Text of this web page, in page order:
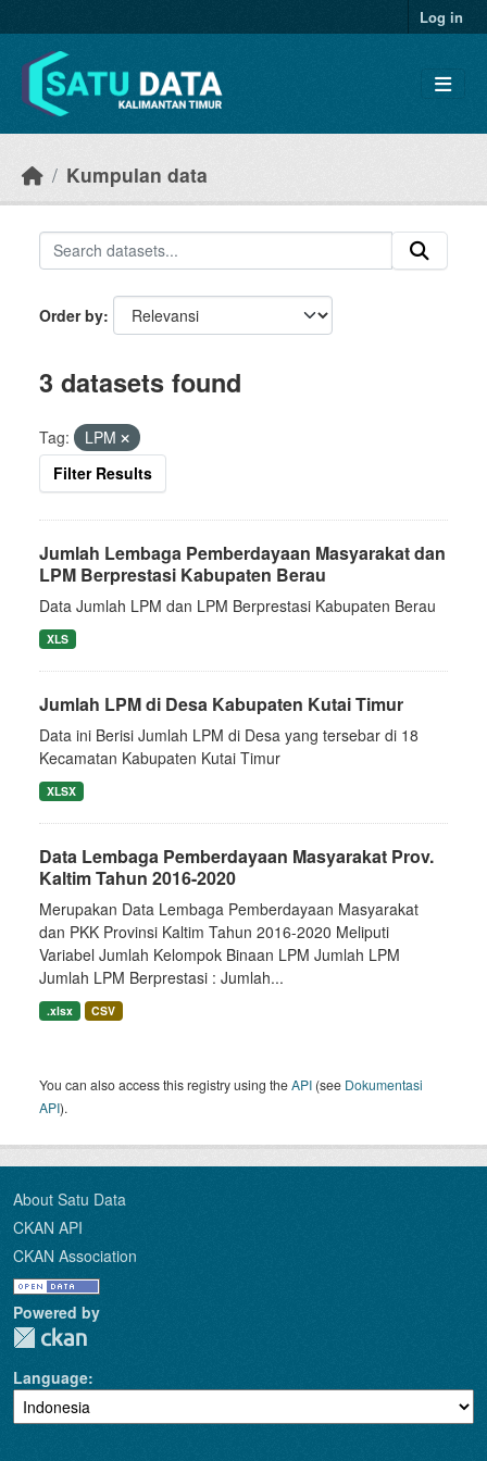
Log in
Kumpulan data
Order by
3 datasets found
Tag:
LPM
Filter Results
Jumlah Lembaga Pemberdayaan Masyarakat dan
LPM Berprestasi Kabupaten Berau
Data Jumlah LPM dan LPM Berprestasi Kabupaten Berau
XLS
Jumlah LPM di Desa Kabupaten Kutai Timur
Data ini Berisi Jumlah LPM di Desa yang tersebar di 18
Kecamatan Kabupaten Kutai Timur
XLSX
Data Lembaga Pemberdayaan Masyarakat Prov.
Kaltim Tahun 2016-2020
Merupakan Data Lembaga Pemberdayaan Masyarakat
dan PKK Provinsi Kaltim Tahun 2016-2020 Meliputi
Variabel Jumlah Kelompok Binaan LPM Jumlah LPM
Jumlah LPM Berprestasi : Jumlah...
.xlsx CSV
You can also access this registry using theAPI (see Dokumentasi
API).
About Satu Data
CKAN API
CKAN Association
Powered by
Language